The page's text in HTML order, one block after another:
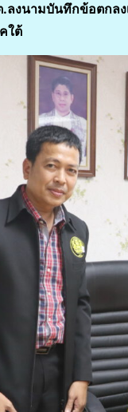
ลงนามบันทึกข้อตกล
ใต้